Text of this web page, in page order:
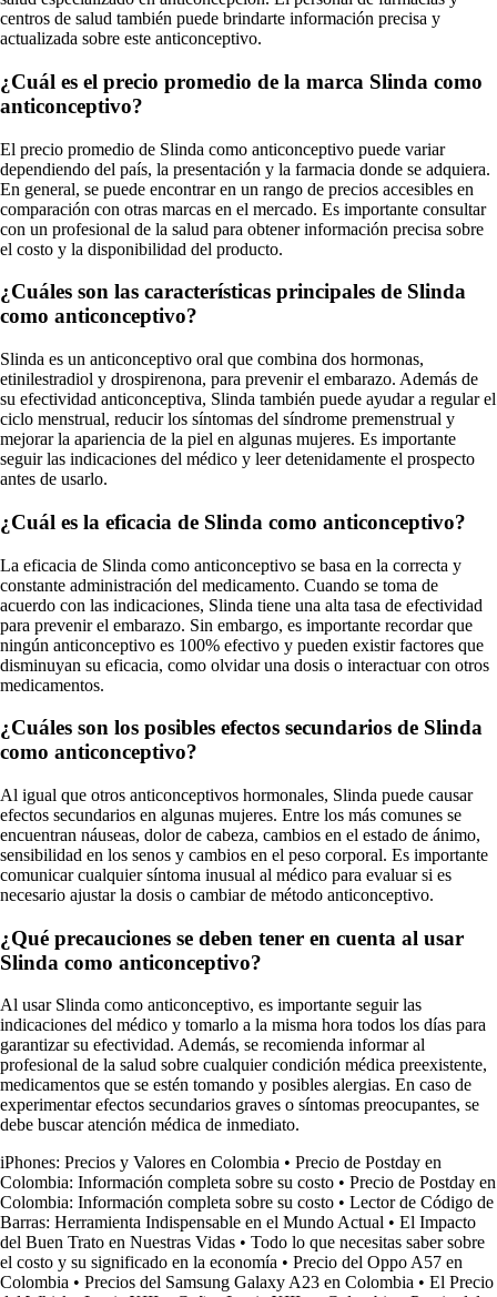
centros de salud también puede brindarte información precisa y
actualizada sobre este anticonceptivo.
¿Cuál es el precio promedio de la marca Slinda como
anticonceptivo?
El precio promedio de Slinda como anticonceptivo puede variar
dependiendo del país, la presentación y la farmacia donde se adquiera.
En general, se puede encontrar en un rango de precios accesibles en
comparación con otras marcas en el mercado. Es importante consultar
con un profesional de la salud para obtener información precisa sobre
el costo y la disponibilidad del producto.
¿Cuáles son las características principales de Slinda
como anticonceptivo?
Slinda es un anticonceptivo oral que combina dos hormonas,
etinilestradiol y drospirenona, para prevenir el embarazo. Además de
su efectividad anticonceptiva, Slinda también puede ayudar a regular el
ciclo menstrual, reducir los síntomas del síndrome premenstrual y
mejorar la apariencia de la piel en algunas mujeres. Es importante
seguir las indicaciones del médico y leer detenidamente el prospecto
antes de usarlo.
¿Cuál es la eficacia de Slinda como anticonceptivo?
La eficacia de Slinda como anticonceptivo se basa en la correcta y
constante administración del medicamento. Cuando se toma de
acuerdo con las indicaciones, Slinda tiene una alta tasa de efectividad
para prevenir el embarazo. Sin embargo, es importante recordar que
ningún anticonceptivo es 100% efectivo y pueden existir factores que
disminuyan su eficacia, como olvidar una dosis o interactuar con otros
medicamentos.
¿Cuáles son los posibles efectos secundarios de Slinda
como anticonceptivo?
Al igual que otros anticonceptivos hormonales, Slinda puede causar
efectos secundarios en algunas mujeres. Entre los más comunes se
encuentran náuseas, dolor de cabeza, cambios en el estado de ánimo,
sensibilidad en los senos y cambios en el peso corporal. Es importante
comunicar cualquier síntoma inusual al médico para evaluar si es
necesario ajustar la dosis o cambiar de método anticonceptivo.
¿Qué precauciones se deben tener en cuenta al usar
Slinda como anticonceptivo?
Al usar Slinda como anticonceptivo, es importante seguir las
indicaciones del médico y tomarlo a la misma hora todos los días para
garantizar su efectividad. Además, se recomienda informar al
profesional de la salud sobre cualquier condición médica preexistente,
medicamentos que se estén tomando y posibles alergias. En caso de
experimentar efectos secundarios graves o síntomas preocupantes, se
debe buscar atención médica de inmediato.
iPhones: Precios y Valores en Colombia • Precio de Postday en
Colombia: Información completa sobre su costo • Precio de Postday en
Colombia: Información completa sobre su costo • Lector de Código de
Barras: Herramienta Indispensable en el Mundo Actual • El Impacto
del Buen Trato en Nuestras Vidas • Todo lo que necesitas saber sobre
el costo y su significado en la economía • Precio del Oppo A57 en
Colombia • Precios del Samsung Galaxy A23 en Colombia • El Precio